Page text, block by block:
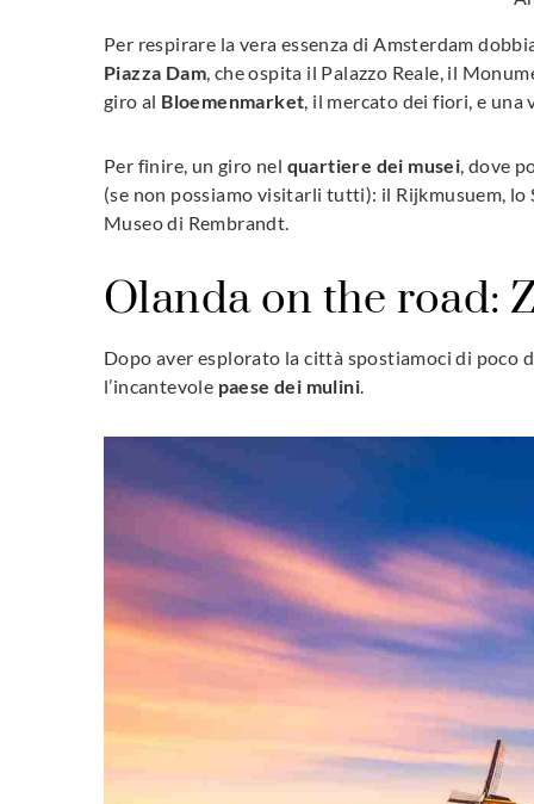
Per respirare la vera essenza di Amsterdam
Piazza Dam , che ospita il Palazzo Reale, il
giro al Bloemenmarket , il mercato dei fiori, e
Per finire, un giro nel quartiere dei musei , dove
(se non possiamo visitarli tutti): il Rijkmusuem, lo
Museo di Rembrandt.
Olanda on the road:
Dopo aver esplorato la città spostiamoci di poco
l’incantevole paese dei mulini